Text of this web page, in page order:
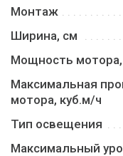
Монтаж
Ширина, см
Мощность мотора,
Максимальная
мотора, куб.м/ч
Тип освещения
Максимальный